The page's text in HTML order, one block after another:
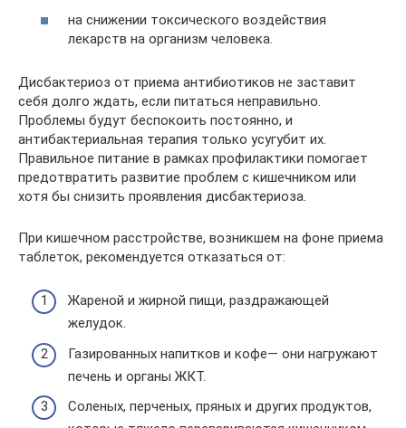
на снижении токсического воздействия
лекарств на организм человека.
Дисбактериоз от приема антибиотиков не заставит
себя долго ждать, если питаться неправильно.
Проблемы будут беспокоить постоянно, и
антибактериальная терапия только усугубит их.
Правильное питание в рамках профилактики помогает
предотвратить развитие проблем с кишечником или
хотя бы снизить проявления дисбактериоза.
При кишечном расстройстве, возникшем на фоне приема
таблеток, рекомендуется отказаться от:
Жареной и жирной пищи, раздражающей
желудок.
Газированных напитков и кофе— они нагружают
печень и органы ЖКТ.
Соленых, перченых, пряных и других продуктов,